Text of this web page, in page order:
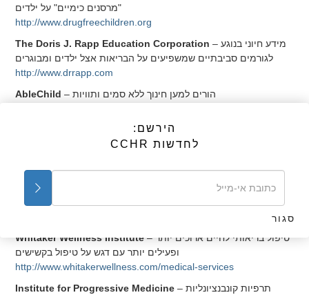
"מרסנים כימיים" על ילדים
http://www.drugfreechildren.org
The Doris J. Rapp Education Corporation– מידע חיוני בנוגע
לגורמים סביבתיים שמשפיעים על הבריאות אצל ילדים ומבוגרים
http://www.drrapp.com
AbleChild
– הורים למען חינוך ללא סמים ותוויות
קבוצות שפועלות למען זכויות מטופלים בתחום בריאות הנפש
Mind Freedom International– ארגון ללא מטרות רווח שפועל כדי
http://www.mindfreedom.org/about-us
Whitaker Wellness Institute– טיפול בריאותי לחיים ארוכים יותר
ופעילים יותר עם דגש על טיפול בקשישים
http://www.whitakerwellness.com/medical-services
Institute for Progressive Medicine– תרפיות קונבנציונליות
הירשם:
לחדשות CCHR
סגור